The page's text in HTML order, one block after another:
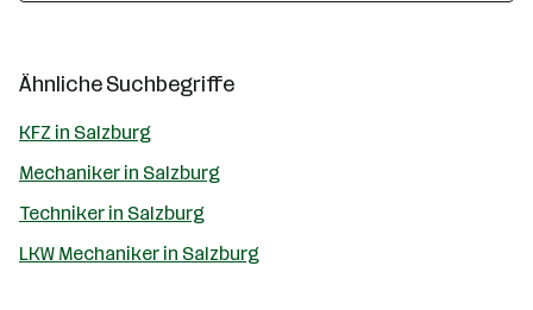
Ähnliche Suchbegriffe
KFZ in Salzburg
Mechaniker in Salzburg
Techniker in Salzburg
LKW Mechaniker in Salzburg